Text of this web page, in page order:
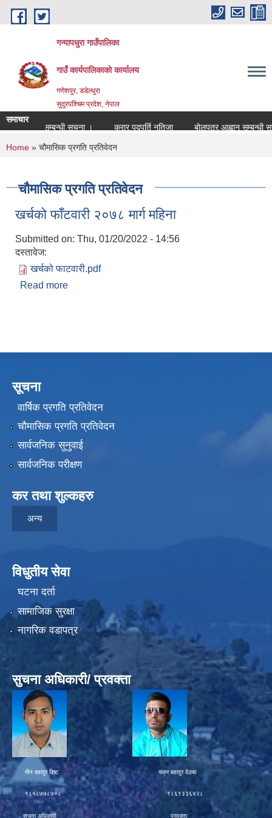
Skip to main content
गन्यापधुरा गाउँपालिका
गाउँ कार्यपालिकाकाे कार्यालय
गणेशपुर, डडेल्धुरा
सुदुरपश्चिम प्रदेश, नेपाल
समाचार
पदपुर्ति सम्बन्धी सुचना ।
करार पदपुर्ति नतिजा बोलपत्र आह्वान सम्बन्धी
You are here
Home » चौमासिक प्रगति प्रतिवेदन
चौमासिक प्रगति प्रतिवेदन
खर्चको फाँटवारी २०७८ मार्ग महिना
Submitted on: Thu, 01/20/2022 - 14:56
दस्तावेज:
खर्चको फाटवारी.pdf
Read more
सूचना
वार्षिक प्रगति प्रतिवेदन
चौमासिक प्रगति प्रतिवेदन
सार्वजनिक सुनुवाई
सार्वजनिक परीक्षण
कर तथा शुल्कहरु
अन्य
विधुतीय सेवा
घटना दर्ता
सामाजिक सुरक्षा
नागरिक वडापत्र
सुचना अधिकारी/ प्रवक्ता
मीन बहादुर विष्ट चक्र बहादुर देउबा
९८५८७७८७०८ ९८६९३३६४२८
सुचना अधिकारी प्रवक्ता